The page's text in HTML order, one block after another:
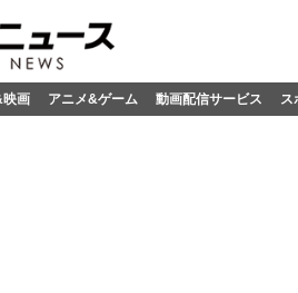
映画 アニメ&ゲーム 動画配信サービス ス